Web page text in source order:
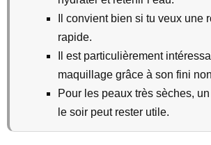
Il convient bien si tu veux une
rapide.
Il est particulièrement
maquillage grâce à son fini
Pour les peaux très sèches,
le soir peut rester utile.